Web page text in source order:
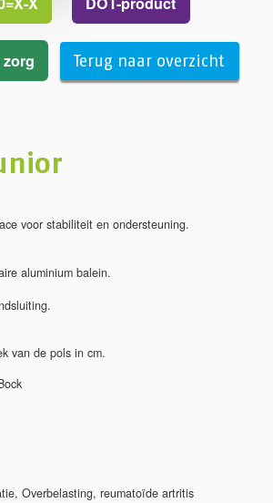
Terug naar overzicht
voor stabiliteit en ondersteuning.
aluminium balein.
van de pols in cm.
, Overbelasting, reumatoïde artritis